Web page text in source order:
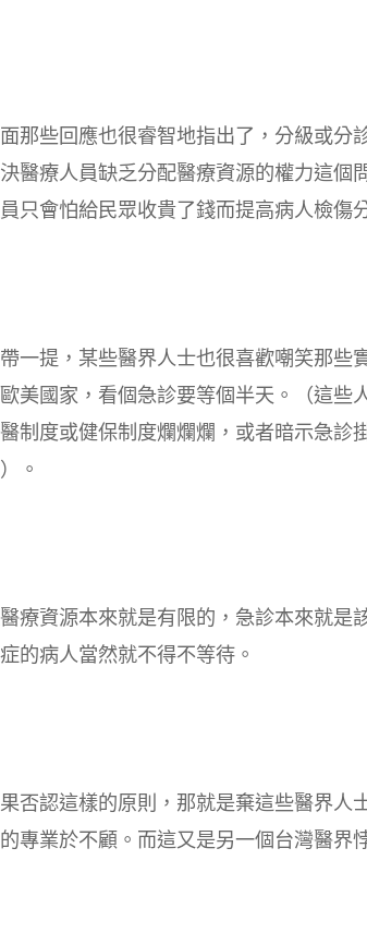
面那些回應也很睿智地指出了，分級或分
醫療人員缺乏分配醫療資源的權力這個
只會怕給民眾收貴了錢而提高病人檢傷
一提，某些醫界人士也很喜歡嘲笑那些
美國家，看個急診要等個半天。（這些
制度或健保制度爛爛爛，或者暗示急診
。
療資源本來就是有限的，急診本來就是
的病人當然就不得不等待。
否認這樣的原則，那就是棄這些醫界人
專業於不顧。而這又是另一個台灣醫界